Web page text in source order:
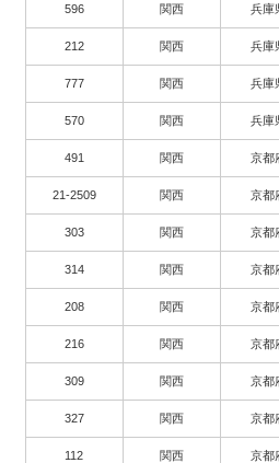
596 関西 兵庫
212 関西 兵庫
777 関西 兵庫
570 関西 兵庫
491 関西 京都
21-2509 関西 京都
303 関西 京都
314 関西 京都
208 関西 京都
216 関西 京都
309 関西 京都
327 関西 京都
112 関西 京都